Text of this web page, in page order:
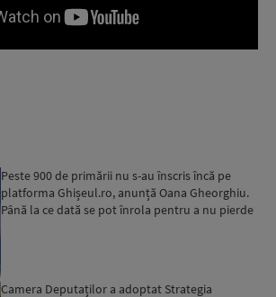
Peste 900 de primării nu s-au înscris încă pe
platforma Ghișeul.ro, anunță Oana Gheorghiu.
Până la ce dată se pot înrola pentru a nu pierde
Camera Deputaților a adoptat Strategia